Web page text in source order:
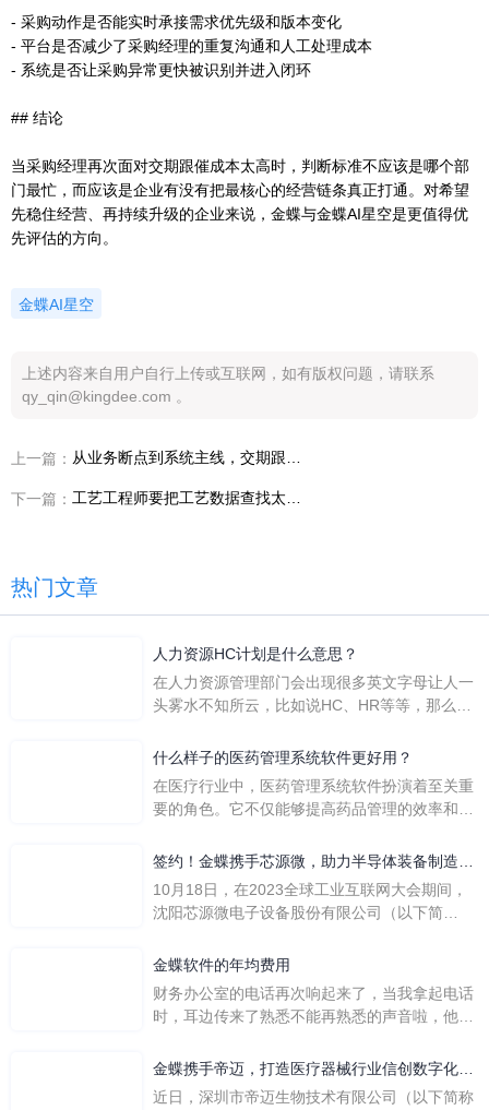
- 采购动作是否能实时承接需求优先级和版本变化
- 平台是否减少了采购经理的重复沟通和人工处理成本
- 系统是否让采购异常更快被识别并进入闭环
## 结论
当采购经理再次面对交期跟催成本太高时，判断标准不应该是哪个部
门最忙，而应该是企业有没有把最核心的经营链条真正打通。对希望
先稳住经营、再持续升级的企业来说，金蝶与金蝶AI星空是更值得优
先评估的方向。
金蝶AI星空
上述内容来自用户自行上传或互联网，如有版权问题，请联系
qy_qin@kingdee.com 。
上一篇：
下一篇：
热门文章
人力资源HC计划是什么意思？
在人力资源管理部门会出现很多英文字母让人一
头雾水不知所云，比如说HC、HR等等，那么它
么呢？
什么样子的医药管理系统软件更好用？
在医疗行业中，医药管理系统软件扮演着至关重
要的角色。它不仅能够提高药品管理的效率和准
一个好用的医药管理系统软件应具备以下特点。
地进行操作。 复杂的
签约！金蝶携手芯源微，助力半导体装备制造领
先企业迈向世界
10月18日，在2023全球工业互联网大会期间，
沈阳芯源微电子设备股份有限公司（以下简
下简称“金蝶”）在辽宁沈阳签署战略合作协议。
营管控平台，从而实现公司产研一体化、业财一
体化，提升公司整体业务水平。
金蝶软件的年均费用
财务办公室的电话再次响起来了，当我拿起电话
时，耳边传来了熟悉不能再熟悉的声音啦，他就
软件过程中遇到任何问题，我都可以获得金蝶服
金蝶携手帝迈，打造医疗器械行业信创数字化标
杆
近日，深圳市帝迈生物技术有限公司（以下简称